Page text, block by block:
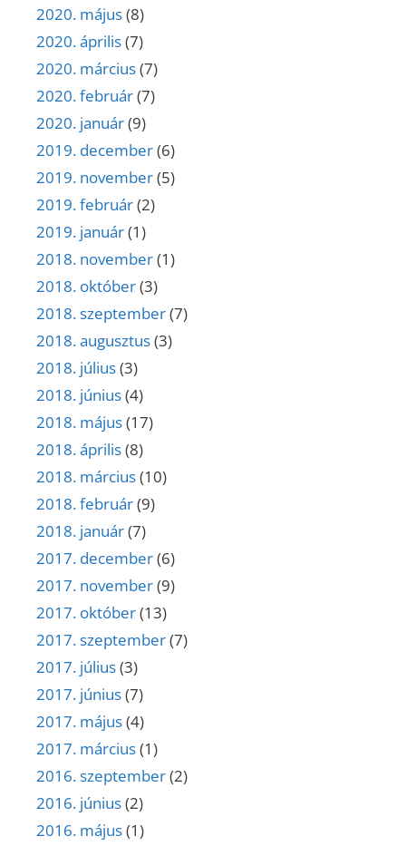
2020. május(8)
2020. április(7)
2020. március(7)
2020. február(7)
2020. január(9)
2019. december(6)
2019. november(5)
2019. február(2)
2019. január(1)
2018. november(1)
2018. október(3)
2018. szeptember(7)
2018. augusztus(3)
2018. július(3)
2018. június(4)
2018. május(17)
2018. április(8)
2018. március(10)
2018. február(9)
2018. január(7)
2017. december(6)
2017. november(9)
2017. október(13)
2017. szeptember(7)
2017. július(3)
2017. június(7)
2017. május(4)
2017. március(1)
2016. szeptember(2)
2016. június(2)
2016. május(1)